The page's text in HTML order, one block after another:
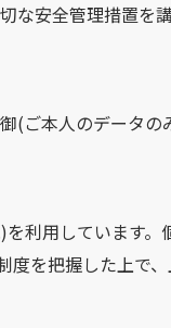
な安全管理措置を
(ご本人のデータの
利用しています。
度を把握した上で